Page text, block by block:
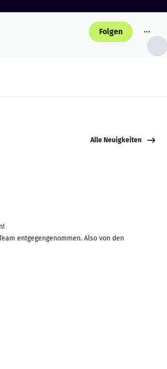
Folgen
Alle Neuigkeiten
entgegengenommen. Also von den